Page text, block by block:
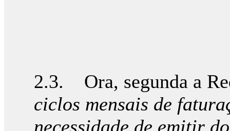
2.3. Ora, segunda a
ciclos mensais de
necessidade de emitir